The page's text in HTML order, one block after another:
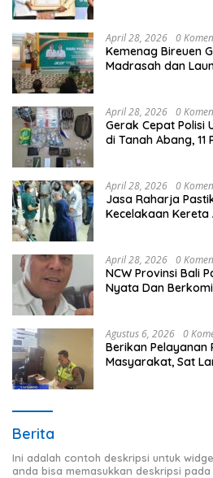
April 28, 2026 0
Kemenag Bireuen
Madrasah dan
April 28, 2026 0
Gerak Cepat Polisi
di Tanah Abang, 11
April 28, 2026 0
Jasa Raharja
Kecelakaan Kereta
April 28, 2026 0
NCW Provinsi Bali
Nyata Dan
Agustus 6, 2026 0
Berikan Pelayanan
Masyarakat, Sat
Berita
Ini adalah contoh deskripsi untuk
anda bisa memasukkan deskripsi pada